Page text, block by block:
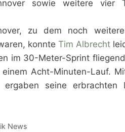
sowie weitere
zu dem noch
konnte Tim Albrecht
im 30-Meter-Sprint
Acht-Minuten-Lauf.
ergaben seine
News